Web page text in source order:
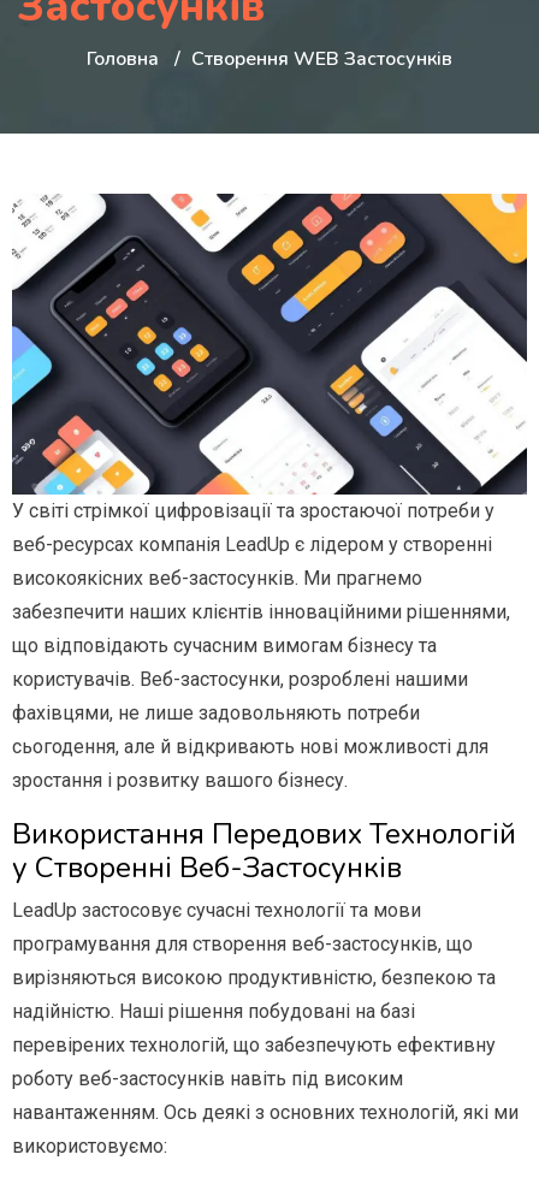
Головна Створення WEB Застосунків
У світі стрімкої цифровізації та зростаючої потреби у
веб-ресурсах компанія LeadUp є лідером у створенні
високоякісних веб-застосунків. Ми прагнемо
забезпечити наших клієнтів інноваційними рішеннями,
що відповідають сучасним вимогам бізнесу та
користувачів. Веб-застосунки, розроблені нашими
фахівцями, не лише задовольняють потреби
сьогодення, але й відкривають нові можливості для
зростання і розвитку вашого бізнесу.
Використання Передових Технологій
у Створенні Веб-Застосунків
LeadUp застосовує сучасні технології та мови
програмування для створення веб-застосунків, що
вирізняються високою продуктивністю, безпекою та
надійністю. Наші рішення побудовані на базі
перевірених технологій, що забезпечують ефективну
роботу веб-застосунків навіть під високим
навантаженням. Ось деякі з основних технологій, які ми
використовуємо: